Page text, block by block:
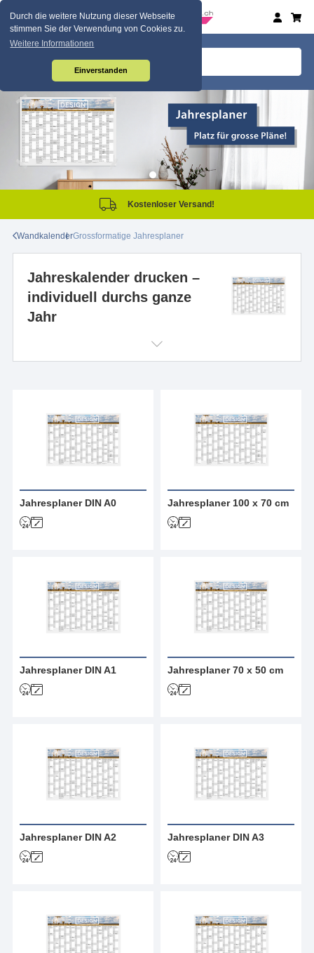
Durch die weitere Nutzung dieser Webseite
stimmen Sie der Verwendung von Cookies zu.
Weitere Informationen
Einverstanden
Kostenloser Versand!
WandkalenderGrossformatige Jahresplaner
Jahreskalender drucken –
individuell durchs ganze
Jahr
kostenlose Designvorlagen
Jahresplaner DIN A0 Jahresplaner 100 x 70 cm
Jahresplaner DIN A1 Jahresplaner 70 x 50 cm
Jahresplaner DIN A2 Jahresplaner DIN A3